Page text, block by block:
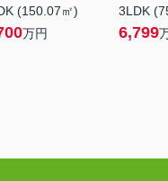
(150.07㎡)
万円
3LDK
6,799